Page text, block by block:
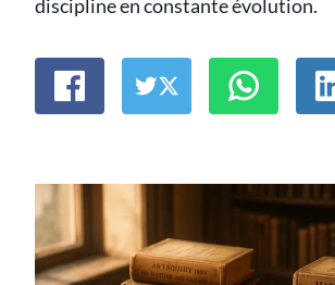
discipline en constante évolution.